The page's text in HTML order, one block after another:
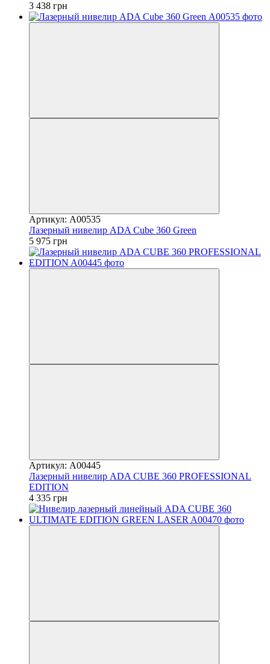
3 438 грн
Артикул: А00535
Лазерный нивелир ADA Cube 360 Green
5 975 грн
Артикул: A00445
Лазерный нивелир ADA CUBE 360 PROFESSIONAL
EDITION
4 335 грн